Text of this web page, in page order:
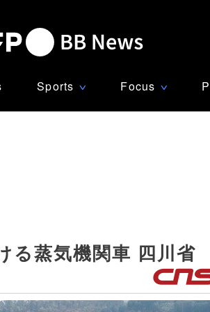
Sports ∨ Focus ∨
る蒸気機関車 四川省